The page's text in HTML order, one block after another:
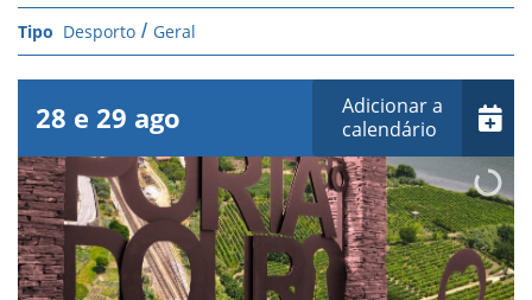
Desporto Geral
28 e 29 ago
Adicionar a
calendário